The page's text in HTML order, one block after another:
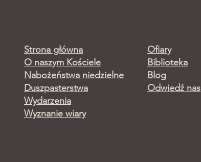
Strona główna
O naszym Kościele
Nabożeństwa niedzielne
Duszpasterstwa
Wydarzenia
Wyznanie wiary
Ofiary
Biblioteka
Blog
Odwiedź nas